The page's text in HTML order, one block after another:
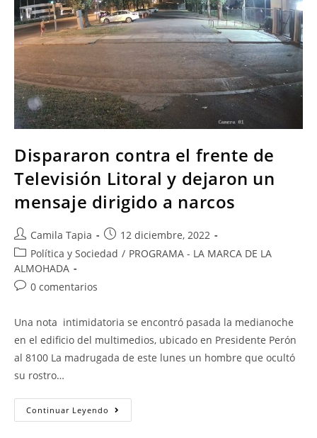
Dispararon contra el frente de
Televisión Litoral y dejaron un
mensaje dirigido a narcos
Camila Tapia
12 diciembre, 2022
Política y Sociedad / PROGRAMA - LA MARCA DE LA
ALMOHADA
0 comentarios
Una nota intimidatoria se encontró pasada la medianoche
en el edificio del multimedios, ubicado en Presidente Perón
al 8100 La madrugada de este lunes un hombre que ocultó
su rostro…
Continuar Leyendo